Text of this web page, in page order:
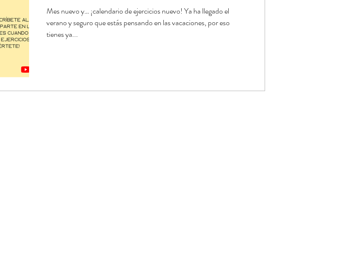
Mes nuevo y… ¡calendario de ejercicios nuevo! Ya ha llegado el
verano y seguro que estás pensando en las vacaciones, por eso
tienes ya...